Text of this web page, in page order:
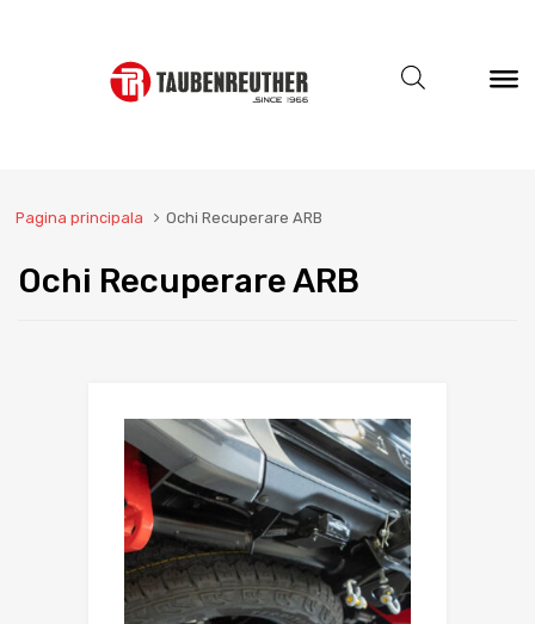
Pagina principala Ochi Recuperare ARB
Ochi Recuperare ARB